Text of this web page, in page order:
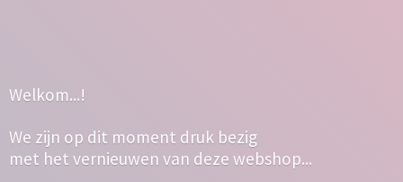
Welkom...!
We zijn op dit moment druk bezig
met het vernieuwen van deze webshop...